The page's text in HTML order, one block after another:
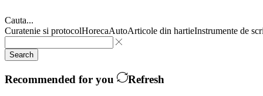
Cauta...
Curatenie si protocolHorecaAutoArticole din hartieInstrumente de
Search
Recommended for you Refresh